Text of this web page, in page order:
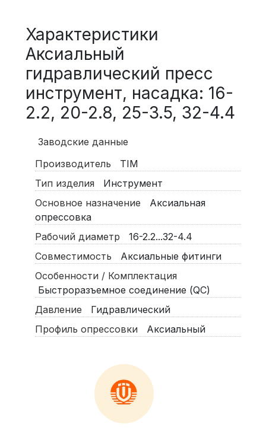
Характеристики
Аксиальный
гидравлический пресс
инструмент, насадка: 16-
2.2, 20-2.8, 25-3.5, 32-4.4
Заводские данные
Производитель
TIM
Тип изделия
Инструмент
Основное назначение
Аксиальная
опрессовка
Рабочий диаметр
16-2.2...32-4.4
Совместимость
Аксиальные фитинги
Особенности / Комплектация
Быстроразъемное соединение (QC)
Давление
Гидравлический
Профиль опрессовки
Аксиальный